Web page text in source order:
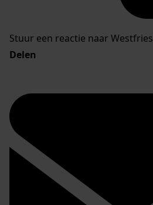
Stuur een reactie naar
Delen